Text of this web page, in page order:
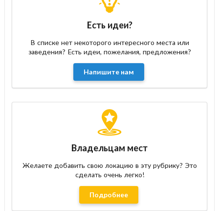
Есть идеи?
В списке нет некоторого интересного места или
заведения? Есть идеи, пожелания, предложения?
Напишите нам
Владельцам мест
Желаете добавить свою локацию в эту рубрику? Это
сделать очень легко!
Подробнее